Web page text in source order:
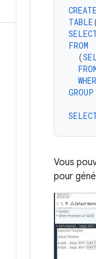
CREATE
TABLE
FROM
(
GROUP
Vous
pour